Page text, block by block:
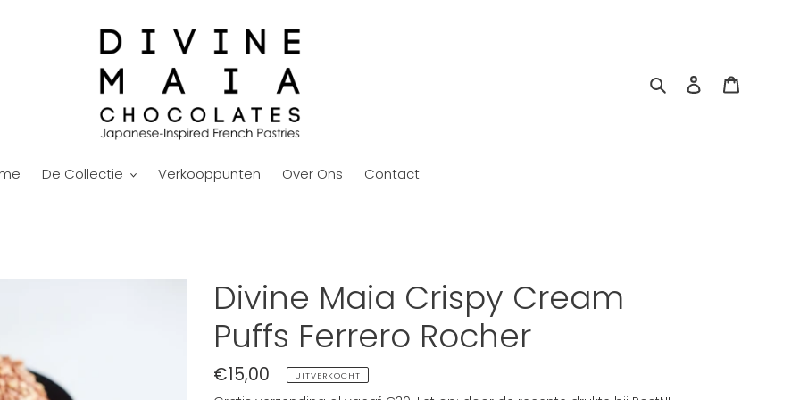
ZoekenAanmelden
De Collectie Verkooppunten Over Ons Contact
Divine Maia Crispy Cream
Puffs Ferrero Rocher
Normale
€15,00 UITVERKOCHT